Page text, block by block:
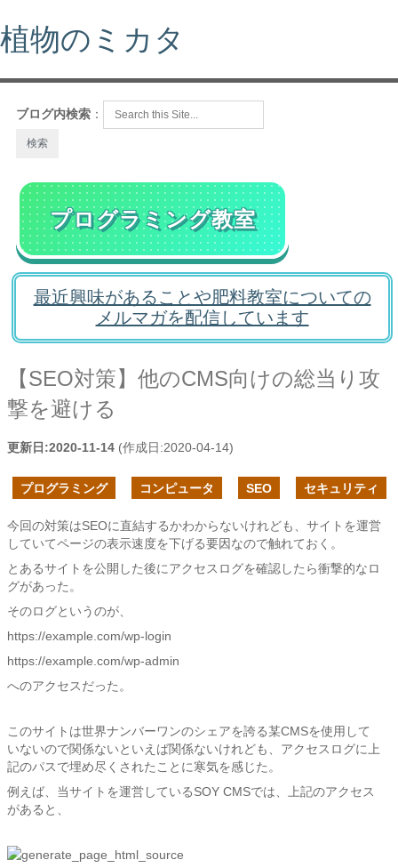
植物のミカタ
ブログ内検索 ：
プログラミング教室
最近興味があることや肥料教室についての
メルマガを配信しています
【SEO対策】他のCMS向けの総当り攻
撃を避ける
更新日:2020-11-14 (作成日:2020-04-14)
プログラミング コンピュータ SEO セキュリティ
今回の対策はSEOに直結するかわからないけれども、サイトを運営
していてページの表示速度を下げる要因なので触れておく。
とあるサイトを公開した後にアクセスログを確認したら衝撃的なロ
グがあった。
そのログというのが、
https://example.com/wp-login
https://example.com/wp-admin
へのアクセスだった。
このサイトは世界ナンバーワンのシェアを誇る某CMSを使用して
いないので関係ないといえば関係ないけれども、アクセスログに上
記のパスで埋め尽くされたことに寒気を感じた。
例えば、当サイトを運営しているSOY CMSでは、上記のアクセス
があると、